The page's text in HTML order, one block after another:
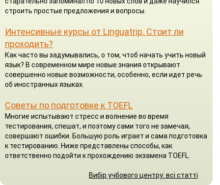
строить простые предложения и вопросы.
Интенсивные курсы от Linguatrip. Стоит ли
проходить?
Как часто вы задумывались, о том, чтоб начать учить новый
язык? В современном мире новые знания открывают
совершенно новые возможности, особенно, если идет речь
об иностранных языках.
Советы по подготовке к TOEFL
Многие испытывают стресс и волнение во время
тестирования, спешат, и поэтому сами того не замечая,
совершают ошибки. Большую роль играет и сама подготовка
к тестированию. Ниже представлены способы, как
ответственно подойти к прохождению экзамена TOEFL.
Вибір учбового центру: всі статті